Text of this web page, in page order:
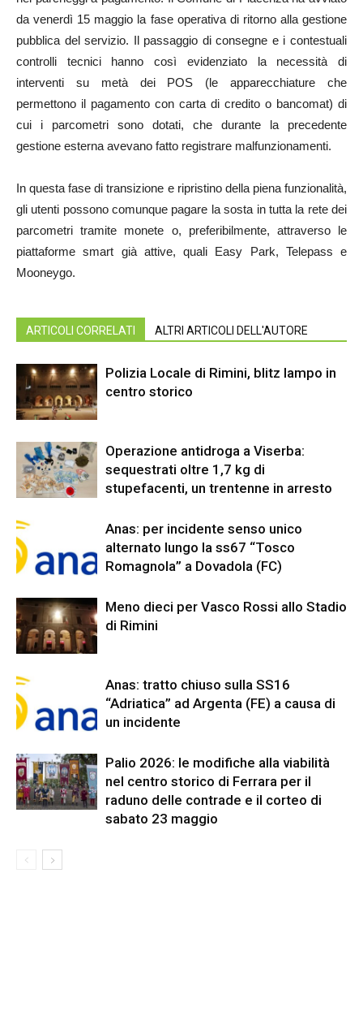
da venerdì 15 maggio la fase operativa di ritorno alla gestione
pubblica del servizio. Il passaggio di consegne e i contestuali
controlli tecnici hanno così evidenziato la necessità di
interventi su metà dei POS (le apparecchiature che
permettono il pagamento con carta di credito o bancomat) di
cui i parcometri sono dotati, che durante la precedente
gestione esterna avevano fatto registrare malfunzionamenti.
In questa fase di transizione e ripristino della piena funzionalità,
gli utenti possono comunque pagare la sosta in tutta la rete dei
parcometri tramite monete o, preferibilmente, attraverso le
piattaforme smart già attive, quali Easy Park, Telepass e
Mooneygo.
ARTICOLI CORRELATI ALTRI ARTICOLI DELL'AUTORE
Polizia Locale di Rimini, blitz lampo in
centro storico
Operazione antidroga a Viserba:
sequestrati oltre 1,7 kg di
stupefacenti, un trentenne in arresto
Anas: per incidente senso unico
alternato lungo la ss67 “Tosco
Romagnola” a Dovadola (FC)
Meno dieci per Vasco Rossi allo Stadio
di Rimini
Anas: tratto chiuso sulla SS16
“Adriatica” ad Argenta (FE) a causa di
un incidente
Palio 2026: le modifiche alla viabilità
nel centro storico di Ferrara per il
raduno delle contrade e il corteo di
sabato 23 maggio